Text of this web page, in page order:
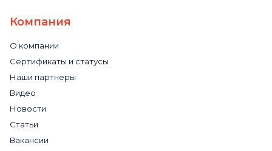
Компания
О компании
Сертификаты и статусы
Наши партнеры
Видео
Новости
Статьи
Вакансии